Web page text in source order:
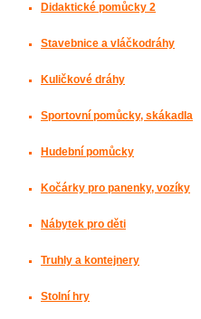
Didaktické pomůcky 2
Stavebnice a vláčkodráhy
Kuličkové dráhy
Sportovní pomůcky, skákadla
Hudební pomůcky
Kočárky pro panenky, vozíky
Nábytek pro děti
Truhly a kontejnery
Stolní hry